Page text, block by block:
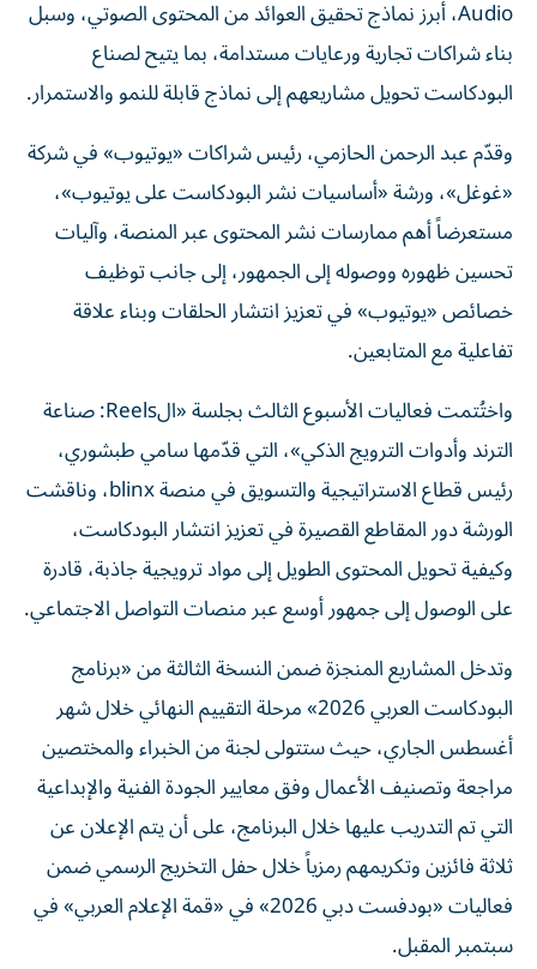
Audio، أبرز نماذج تحقيق العوائد من المحتوى الصوتي، وسبل
بناء شراكات تجارية ورعايات مستدامة، بما يتيح لصناع
البودكاست تحويل مشاريعهم إلى نماذج قابلة للنمو والاستمرار.
وقدّم عبد الرحمن الحازمي، رئيس شراكات «يوتيوب» في شركة
«غوغل»، ورشة «أساسيات نشر البودكاست على يوتيوب»،
مستعرضاً أهم ممارسات نشر المحتوى عبر المنصة، وآليات
تحسين ظهوره ووصوله إلى الجمهور، إلى جانب توظيف
خصائص «يوتيوب» في تعزيز انتشار الحلقات وبناء علاقة
تفاعلية مع المتابعين.
واختُتمت فعاليات الأسبوع الثالث بجلسة «الReels: صناعة
الترند وأدوات الترويج الذكي»، التي قدّمها سامي طبشوري،
رئيس قطاع الاستراتيجية والتسويق في منصة blinx، وناقشت
الورشة دور المقاطع القصيرة في تعزيز انتشار البودكاست،
وكيفية تحويل المحتوى الطويل إلى مواد ترويجية جاذبة، قادرة
على الوصول إلى جمهور أوسع عبر منصات التواصل الاجتماعي.
وتدخل المشاريع المنجزة ضمن النسخة الثالثة من «برنامج
البودكاست العربي 2026» مرحلة التقييم النهائي خلال شهر
أغسطس الجاري، حيث ستتولى لجنة من الخبراء والمختصين
مراجعة وتصنيف الأعمال وفق معايير الجودة الفنية والإبداعية
التي تم التدريب عليها خلال البرنامج، على أن يتم الإعلان عن
ثلاثة فائزين وتكريمهم رمزياً خلال حفل التخريج الرسمي ضمن
فعاليات «بودفست دبي 2026» في «قمة الإعلام العربي» في
سبتمبر المقبل.